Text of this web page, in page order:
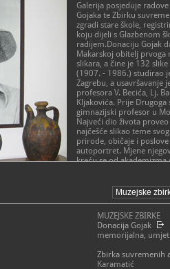
Galerija posjeduje
Gojaka te Zbirku
zgradi stare škole,
koju dijeli s Glazbenom
radijem.Donaciju Gojak
Makarskoj obitelj prvoga
slikara, a čine je 132
(1907. - 1986.) studirao
Zagrebu, a usavršavanje
profesora V. Becića, Lj.
Kljakovića. Prije
gimnazijski profesor u
Najveći dio života
najčešće slikao teme
prirode, običaje i
autoportret. Mjene
kreću se od akademizma
djela umjetnika amatera
Posebna vrijednost
Makarske.
Aktivno sudjelovanje u
Kvalitetni muzejski
ponude grada, ali
identiteta uvažavajući
prvorazredne turističke
MUZEJSKE ZBIRKE
Donacija Gojak
memorijalna,
Zbirka suvremenih
Karamatić